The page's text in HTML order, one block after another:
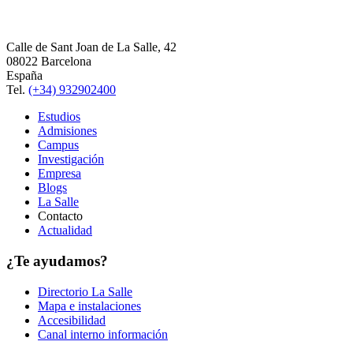
Calle de Sant Joan de La Salle, 42
08022 Barcelona
España
Tel. (+34) 932902400
Estudios
Admisiones
Campus
Investigación
Empresa
Blogs
La Salle
Contacto
Actualidad
¿Te ayudamos?
Directorio La Salle
Mapa e instalaciones
Accesibilidad
Canal interno información